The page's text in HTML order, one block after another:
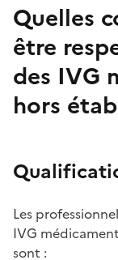
Quelles
être
des IVG
hors
Les
IVG
sont :